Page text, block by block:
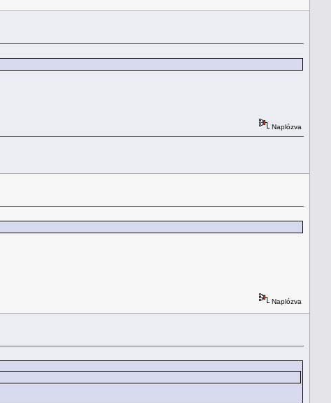
Naplózva
Naplózva